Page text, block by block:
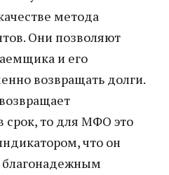
метода
Они позволяют
и его
возвращать долги.
срок, то для МФО это
что он